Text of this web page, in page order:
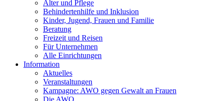
Alter und Pflege
Behindertenhilfe und Inklusion
Kinder, Jugend, Frauen und Familie
Beratung
Freizeit und Reisen
Für Unternehmen
Alle Einrichtungen
Information
Aktuelles
Veranstaltungen
Kampagne: AWO gegen Gewalt an Frauen
Die AWO